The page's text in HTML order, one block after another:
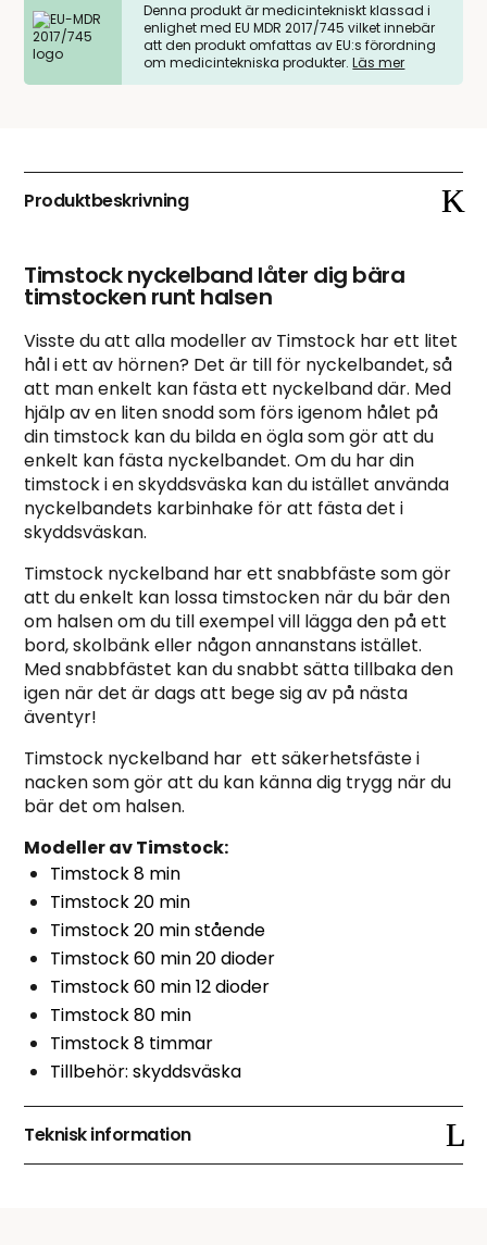
Denna produkt är medicintekniskt klassad i
enlighet med EU MDR 2017/745 vilket innebär
att den produkt omfattas av EU:s förordning
om medicintekniska produkter.Läs mer
Produktbeskrivning
Timstock nyckelband låter dig bära
timstocken runt halsen
Visste du att alla modeller av Timstock har ett litet
hål i ett av hörnen? Det är till för nyckelbandet, så
att man enkelt kan fästa ett nyckelband där. Med
hjälp av en liten snodd som förs igenom hålet på
din timstock kan du bilda en ögla som gör att du
enkelt kan fästa nyckelbandet. Om du har din
timstock i en skyddsväska kan du istället använda
nyckelbandets karbinhake för att fästa det i
skyddsväskan.
Timstock nyckelband har ett snabbfäste som gör
att du enkelt kan lossa timstocken när du bär den
om halsen om du till exempel vill lägga den på ett
bord, skolbänk eller någon annanstans istället.
Med snabbfästet kan du snabbt sätta tillbaka den
igen när det är dags att bege sig av på nästa
äventyr!
Timstock nyckelband har ett säkerhetsfäste i
nacken som gör att du kan känna dig trygg när du
bär det om halsen.
Modeller av Timstock:
Timstock 8 min
Timstock 20 min
Timstock 20 min stående
Timstock 60 min 20 dioder
Timstock 60 min 12 dioder
Timstock 80 min
Timstock 8 timmar
Tillbehör: skyddsväska
Teknisk information